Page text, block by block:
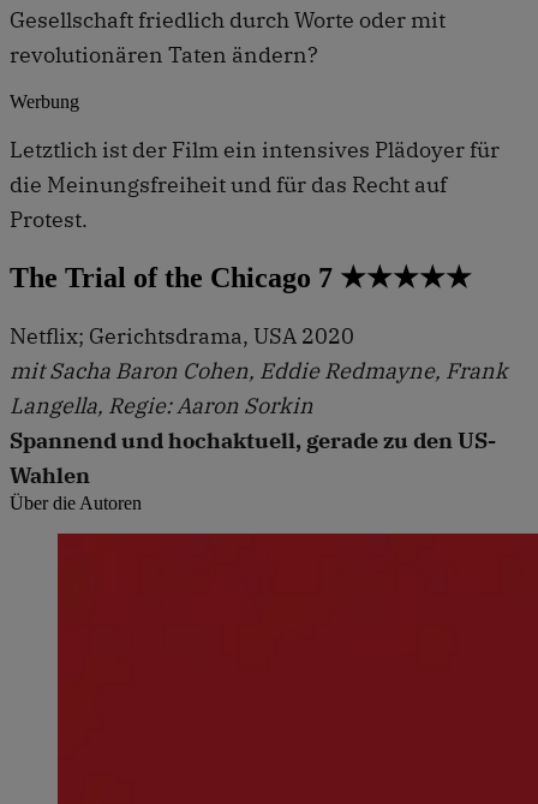
Gesellschaft friedlich durch Worte oder mit
revolutionären Taten ändern?
Werbung
Letztlich ist der Film ein intensives Plädoyer für
die Meinungsfreiheit und für das Recht auf
Protest.
The Trial of the Chicago 7 ★★★★★
Netflix; Gerichtsdrama, USA 2020
mit Sacha Baron Cohen, Eddie Redmayne, Frank
Langella, Regie: Aaron Sorkin
Spannend und hochaktuell, gerade zu den US-
Wahlen
Über die Autoren